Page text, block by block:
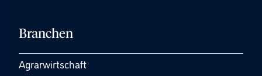
Branchen
Agrarwirtschaft